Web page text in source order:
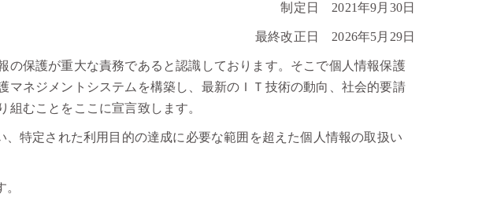
制定日 2021年9月30日
最終改正日 2026年5月29日
保護が重大な責務であると認識しております。そこで個人情報保護
ネジメントシステムを構築し、最新のＩＴ技術の動向、社会的要請
むことをここに宣言致します。
特定された利用目的の達成に必要な範囲を超えた個人情報の取扱い